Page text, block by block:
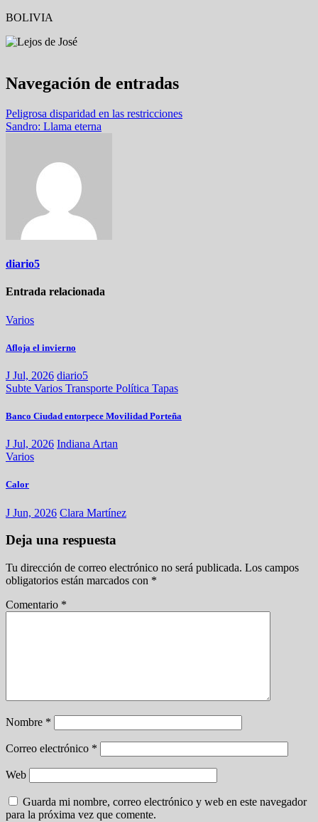
BOLIVIA
Navegación de entradas
Peligrosa disparidad en las restricciones
Sandro: Llama eterna
diario5
Entrada relacionada
Varios
Afloja el invierno
J Jul, 2026 diario5
Subte Varios Transporte Política Tapas
Banco Ciudad entorpece Movilidad Porteña
J Jul, 2026 Indiana Artan
Varios
Calor
J Jun, 2026 Clara Martínez
Deja una respuesta
Tu dirección de correo electrónico no será publicada. Los campos
obligatorios están marcados con *
Comentario *
Nombre *
Correo electrónico *
Web
Guarda mi nombre, correo electrónico y web en este navegador
para la próxima vez que comente.